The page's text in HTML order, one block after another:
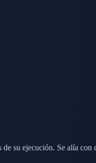
su ejecución. Se alía